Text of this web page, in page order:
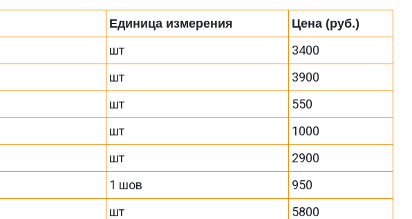
Единица измерения Цена (руб.)
шт
3400
шт
3900
шт
550
шт
1000
шт
2900
1 шов
950
шт 5800